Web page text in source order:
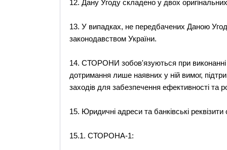
12. Дану Угоду складено у двох
13. У випадках, не передбачених Даною
законодавством України.
14. СТОРОНИ зобов'язуються при виконанні
дотримання лише наявних у ній вимог,
заходів для забезпечення ефективності та
15. Юридичні адреси та банківські реквізити
15.1. СТОРОНА-1: